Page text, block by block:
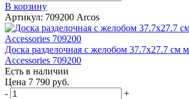
В корзину
Артикул: 709200 Arcos
Доска разделочная с желобом 37.7х27.7 см
Accessories 709200
Есть в наличии
Цена 7 790 руб.
-
+